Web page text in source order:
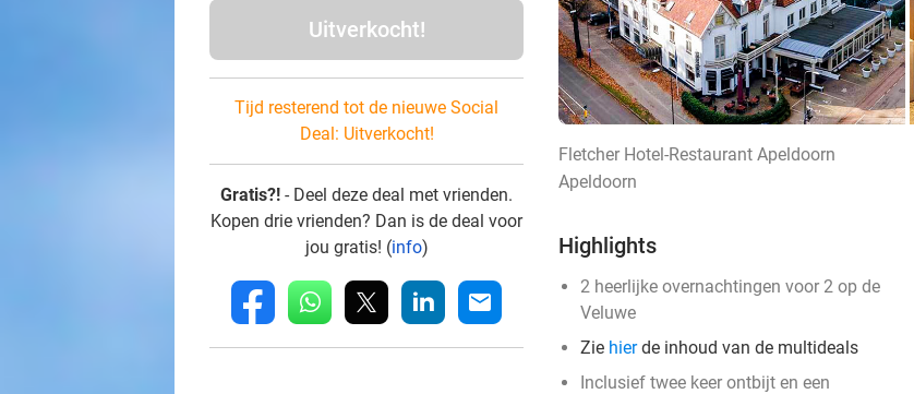
Uitverkocht!
Tijd resterend tot de nieuwe Social
Deal: Uitverkocht!
Gratis?! - Deel deze deal met vrienden.
Kopen drie vrienden? Dan is de deal voor
jou gratis! (info)
fb whatsapp linkedin mail
Fletcher Hotel-Restaurant Apeldoorn
Apeldoorn
Highlights
2 heerlijke overnachtingen voor 2 op de
Veluwe
Zie hierde inhoud van de multideals
Inclusief twee keer ontbijt en een